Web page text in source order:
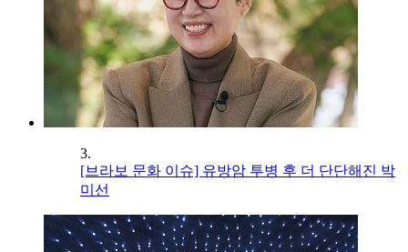
3.
[브라보 문화 이슈] 유방암 투병 후 더 단단해진 박
미선